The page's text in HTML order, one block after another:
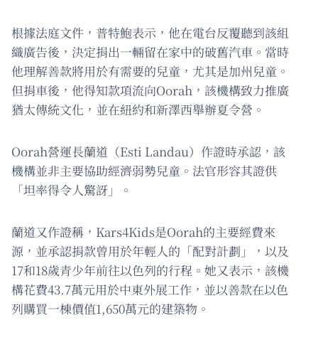
根據法庭文件，普特鮑表示，他在電台反覆聽到該組
織廣告後，決定捐出一輛留在家中的破舊汽車。當時
他理解善款將用於有需要的兒童，尤其是加州兒童。
但捐車後，他得知款項流向Oorah，該機構致力推廣
猶太傳統文化，並在紐約和新澤西舉辦夏令營。
Oorah營運長蘭道（Esti Landau）作證時承認，該
機構並非主要協助經濟弱勢兒童。法官形容其證供
「坦率得令人驚訝」。
蘭道又作證稱，Kars4Kids是Oorah的主要經費來
源，並承認捐款曾用於年輕人的「配對計劃」，以及
17和18歲青少年前往以色列的行程。她又表示，該機
構花費43.7萬元用於中東外展工作，並以善款在以色
列購買一棟價值1,650萬元的建築物。